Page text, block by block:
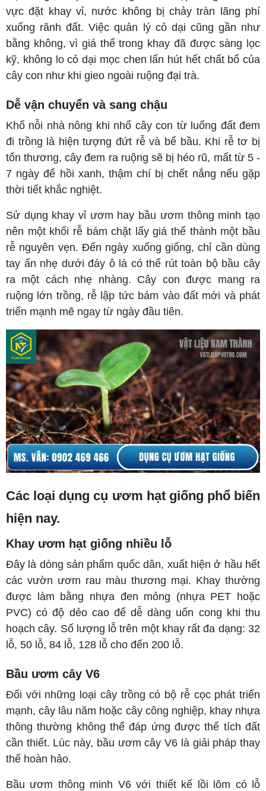
vực đặt khay vỉ, nước không bị chảy tràn lãng phí
xuống rãnh đất. Việc quản lý cỏ dại cũng gần như
bằng không, vì giá thể trong khay đã được sàng lọc
kỹ, không lo cỏ dại mọc chen lấn hút hết chất bổ của
cây con như khi gieo ngoài ruộng đại trà.
Dễ vận chuyển và sang chậu
Khổ nỗi nhà nông khi nhổ cây con từ luống đất đem
đi trồng là hiện tượng đứt rễ và bể bầu. Khi rễ tơ bị
tổn thương, cây đem ra ruộng sẽ bị héo rũ, mất từ 5 -
7 ngày để hồi xanh, thậm chí bị chết nắng nếu gặp
thời tiết khắc nghiệt.
Sử dụng khay vỉ ươm hay bầu ươm thông minh tạo
nên một khối rễ bám chặt lấy giá thể thành một bầu
rễ nguyên vẹn. Đến ngày xuống giống, chỉ cần dùng
tay ấn nhẹ dưới đáy ô là có thể rút toàn bộ bầu cây
ra một cách nhẹ nhàng. Cây con được mang ra
ruộng lớn trồng, rễ lập tức bám vào đất mới và phát
triển mạnh mẽ ngay từ ngày đầu tiên.
Các loại dụng cụ ươm hạt giống phổ biến
hiện nay.
Khay ươm hạt giống nhiều lỗ
Đây là dòng sản phẩm quốc dân, xuất hiện ở hầu hết
các vườn ươm rau màu thương mại. Khay thường
được làm bằng nhựa đen mỏng (nhựa PET hoặc
PVC) có độ dẻo cao để dễ dàng uốn cong khi thu
hoạch cây. Số lượng lỗ trên một khay rất đa dạng: 32
lỗ, 50 lỗ, 84 lỗ, 128 lỗ cho đến 200 lỗ.
Bầu ươm cây V6
Đối với những loại cây trồng có bộ rễ cọc phát triển
mạnh, cây lâu năm hoặc cây công nghiệp, khay nhựa
thông thường không thể đáp ứng được thể tích đất
cần thiết. Lúc này, bầu ươm cây V6 là giải pháp thay
thế hoàn hảo.
Bầu ươm thông minh V6 với thiết kế lồi lõm có lỗ